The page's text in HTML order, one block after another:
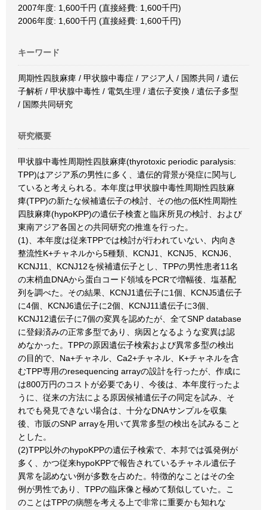
2007年度: 1,600千円 (直接経費: 1,600千円)
2006年度: 1,600千円 (直接経費: 1,600千円)
キーワード
周期性四肢麻痺 / 甲状腺中毒症 / アジア人 / 国際共同 / 遺伝
子解析 / 甲状腺中毒性 / 電気生理 / 遺伝子変換 / 遺伝子多型
/ 国際共同研究
研究概要
甲状腺中毒性周期性四肢麻痺(thyrotoxic periodic paralysis:
TPP)はアジア系の男性に多く、遺伝的背景が発症に関与し
ていると考えられる。本年度は甲状腺中毒性周期性四肢麻
痺(TPP)の新たな候補遺伝子の検討、その他の低K性周期性
四肢麻痺(hypoKPP)の遺伝子検査と臨床所見の検討、および
東南アジア各国との共同研究の推進を行った。
(1)、本年度は従来TPPでは検討が行われていない、内向き
整流性K+チャネルから5種類、KCNJ1、KCNJ5、KCNJ6、
KCNJ11、KCNJ12を候補遺伝子とし、TPPの男性患者11名
の末梢血DNAから蛋白コード領域をPCRで増幅後、塩基配
列を調べた。その結果、KCNJ1遺伝子に1個、KCNJ5遺伝子
に4個、KCNJ6遺伝子に2個、KCNJ11遺伝子に3個、
KCNJ12遺伝子に7個の変異を認めたが、全てSNP database
に登録済みの正常多型であり、病因となるような変異は認
めなかった。TPPの原因遺伝子検索および異常多型の検出
の目的で、Na+チャネル、Ca2+チャネル、K+チャネルを含
むTPP専用のresequencing arrayの設計を行ったが、作成に
は800万円のコストが必要であり、今後は、本年度行ったよ
うに、従来の方法による原因候補遺伝子の同定を試み、そ
れでも発見できない場合は、十分なDNAサンプルを収集
後、市販のSNP arrayを用いて異常多型の検出を試みること
とした。
(2)TPP以外のhypoKPPの遺伝子検索で、本邦では弧発例が
多く、かつ従来hypoKPPで報告されているチャネル遺伝子
異常を認めない例が多数を占めた。特徴的なことはその全
例が男性であり、TPPの臨床像と極めて類似していた。こ
のことはTPPの病態を考える上で非常に重要かも知れな